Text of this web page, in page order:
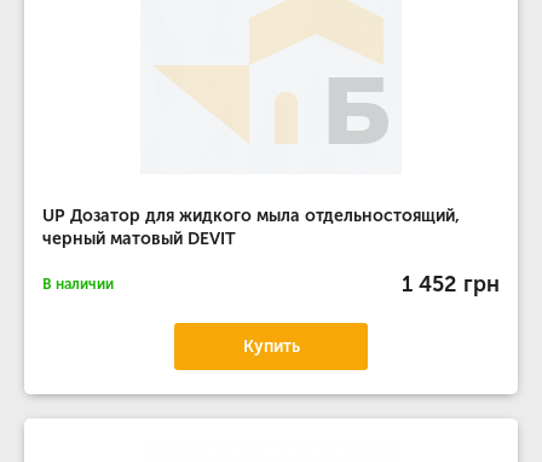
UP Дозатор для жидкого мыла отдельностоящий,
черный матовый DEVIT
В наличии 1 452 грн
Купить